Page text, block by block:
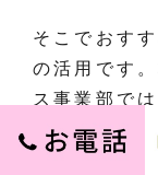
そこでおす
の活用です
ス事業部で
ており、畳
サポートし